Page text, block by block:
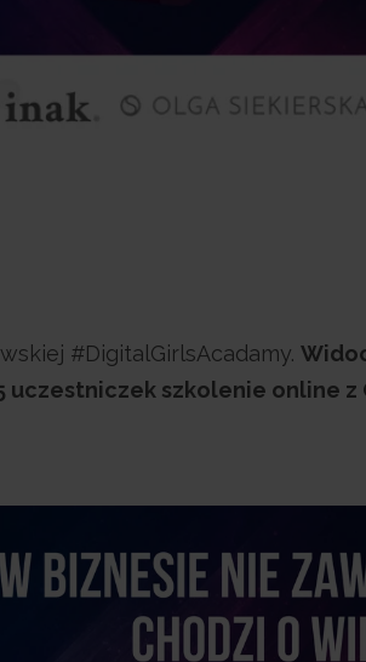
#DigitalGirlsAcadamy.
szkolenie online z